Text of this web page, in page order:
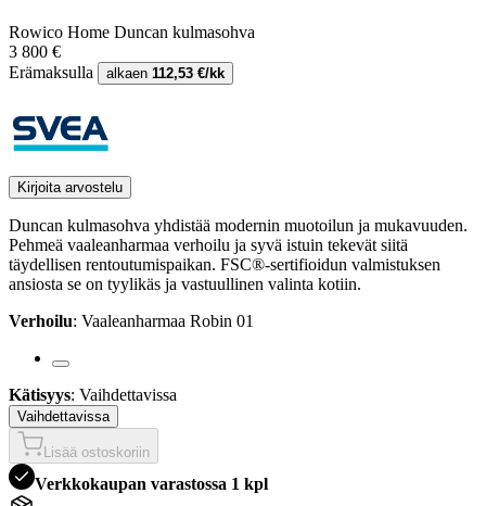
Rowico Home Duncan kulmasohva
3 800 €
Erämaksulla
alkaen 112,53 €/kk
Kirjoita arvostelu
Duncan kulmasohva yhdistää modernin muotoilun ja mukavuuden.
Pehmeä vaaleanharmaa verhoilu ja syvä istuin tekevät siitä
täydellisen rentoutumispaikan. FSC®-sertifioidun valmistuksen
ansiosta se on tyylikäs ja vastuullinen valinta kotiin.
Verhoilu: Vaaleanharmaa Robin 01
Kätisyys: Vaihdettavissa
Vaihdettavissa
Lisää ostoskoriin
Verkkokaupan varastossa 1 kpl